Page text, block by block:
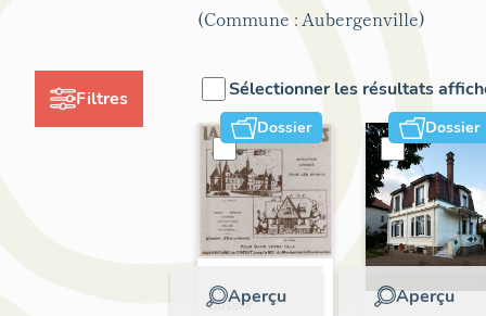
Filtres
(Commune : Aubergenville)
Sélectionner les résultats
Dossier
Aperçu
Dossier
Dossier
Aperçu